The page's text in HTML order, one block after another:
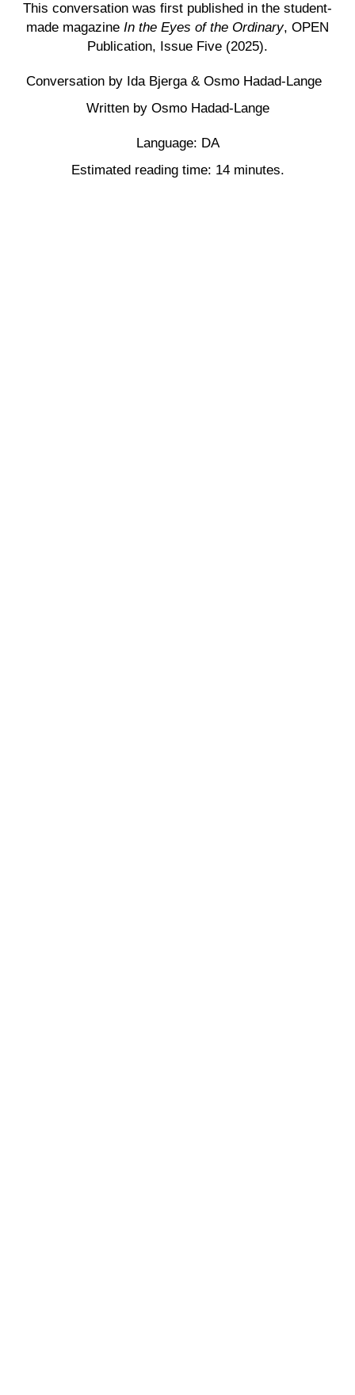
This conversation was first published in the student-
made magazine In the Eyes of the Ordinary, OPEN
Publication, Issue Five (2025).
Conversation by Ida Bjerga & Osmo Hadad-Lange
Written by Osmo Hadad-Lange
Language: DA
Estimated reading time: 14 minutes.